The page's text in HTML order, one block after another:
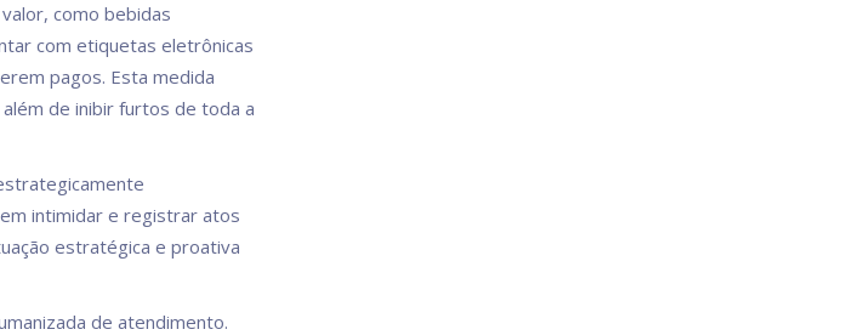
como bebidas
com etiquetas eletrônicas
pagos. Esta medida
de inibir furtos de toda a
intimidar e registrar atos
estratégica e proativa
de atendimento.